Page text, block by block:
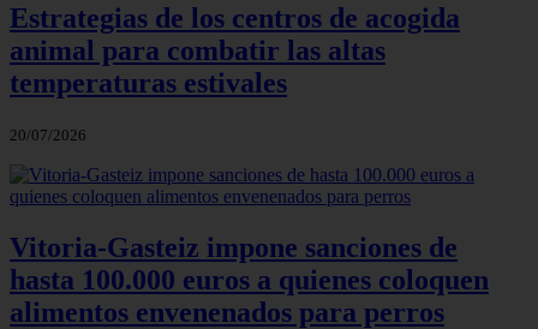
Estrategias de los centros de acogida
animal para combatir las altas
temperaturas estivales
20/07/2026
Vitoria-Gasteiz impone sanciones de
hasta 100.000 euros a quienes coloquen
alimentos envenenados para perros